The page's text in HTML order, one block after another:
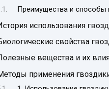
Преимущества и способы
использования
свойства
вещества и их
применения